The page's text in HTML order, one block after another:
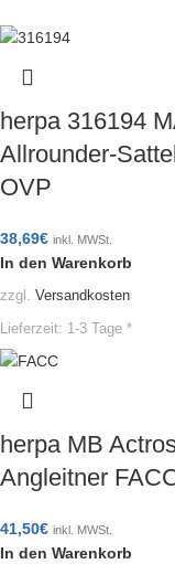
herpa 316194
Allrounder-
OVP
38,69€ inkl. MWSt.
In den Warenkorb
zzgl. Versandkosten
Lieferzeit: 1-3 Tage *
herpa MB
Angleitner
41,50€ inkl. MWSt.
In den Warenkorb